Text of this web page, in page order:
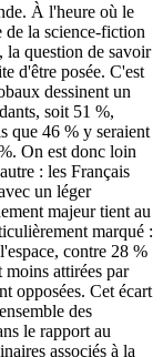
À l'heure où le
de la science-fiction
la question de savoir
d'être posée. C'est
dessinent un
soit 51 %,
que 46 % y seraient
On est donc loin
: les Français
un léger
majeur tient au
marqué :
contre 28 %
moins attirées par
opposées. Cet écart
des
le rapport au
associés à la